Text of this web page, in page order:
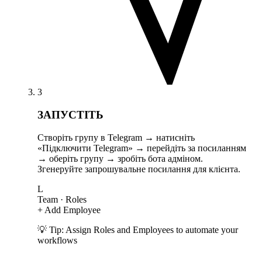
3
ЗАПУСТІТЬ
Створіть групу в Telegram → натисніть
«Підключити Telegram» → перейдіть за посиланням
→ оберіть групу → зробіть бота адміном.
Згенеруйте запрошувальне посилання для клієнта.
L
Team · Roles
+ Add Employee
💡 Tip: Assign Roles and Employees to automate your
workflows